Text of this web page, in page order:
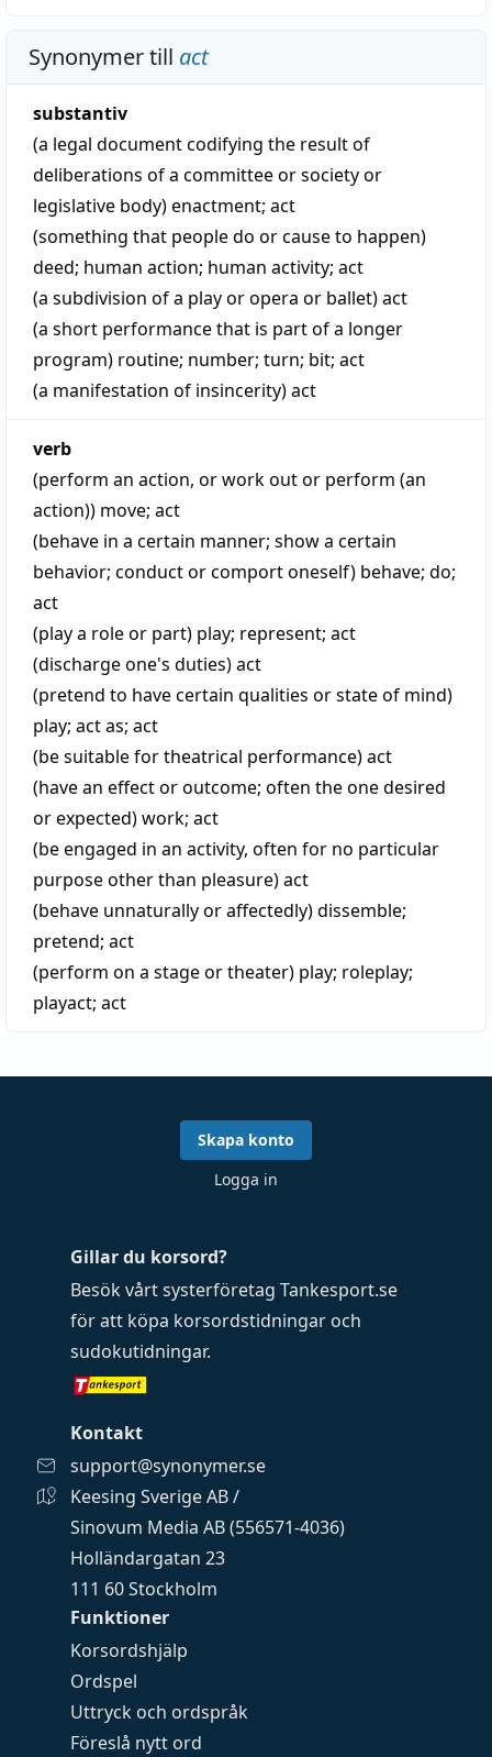
Synonymer till act
substantiv
(a legal document codifying the result of
deliberations of a committee or society or
legislative body)enactment; act
(something that people do or cause to happen)
deed; human action; human activity; act
(a subdivision of a play or opera or ballet)act
(a short performance that is part of a longer
program) routine; number; turn; bit; act
(a manifestation of insincerity)act
verb
(perform an action, or work out or perform (an
action)) move; act
(behave in a certain manner; show a certain
behavior; conduct or comport oneself) behave; do;
act
(play a role or part) play; represent; act
(discharge one's duties)act
(pretend to have certain qualities or state of mind)
play; act as; act
(be suitable for theatrical performance)act
(have an effect or outcome; often the one desired
or expected)work; act
(be engaged in an activity, often for no particular
purpose other than pleasure)act
(behave unnaturally or affectedly)dissemble;
pretend; act
(perform on a stage or theater) play; roleplay;
playact; act
Funktioner
Korsordshjälp
Ordspel
Uttryck och ordspråk
Föreslå nytt ord
Gillar du korsord?
Besök vårt systerföretag Tankesport.se
för att köpa korsordstidningar och
sudokutidningar.
Kontakt
support@synonymer.se
Keesing Sverige AB /
Sinovum Media AB (556571-4036)
Holländargatan 23
111 60 Stockholm
Skapa konto
Logga in